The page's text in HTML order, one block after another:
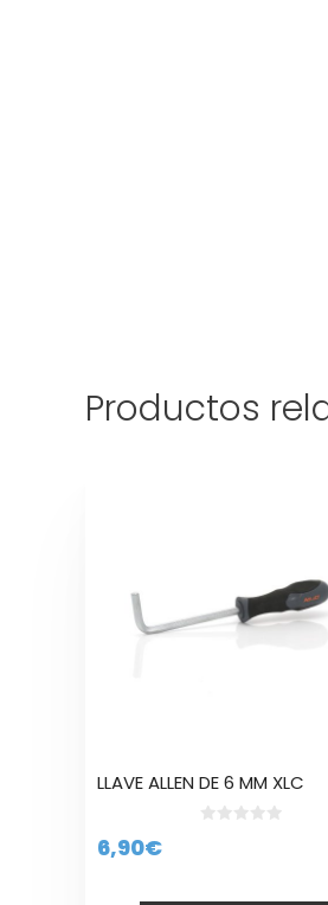
Productos
LLAVE ALLEN DE 6 MM XLC
6,90€